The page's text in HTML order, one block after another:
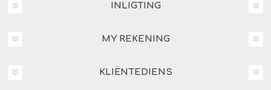
INLIGTING
MY REKENING
KLIËNTEDIENS